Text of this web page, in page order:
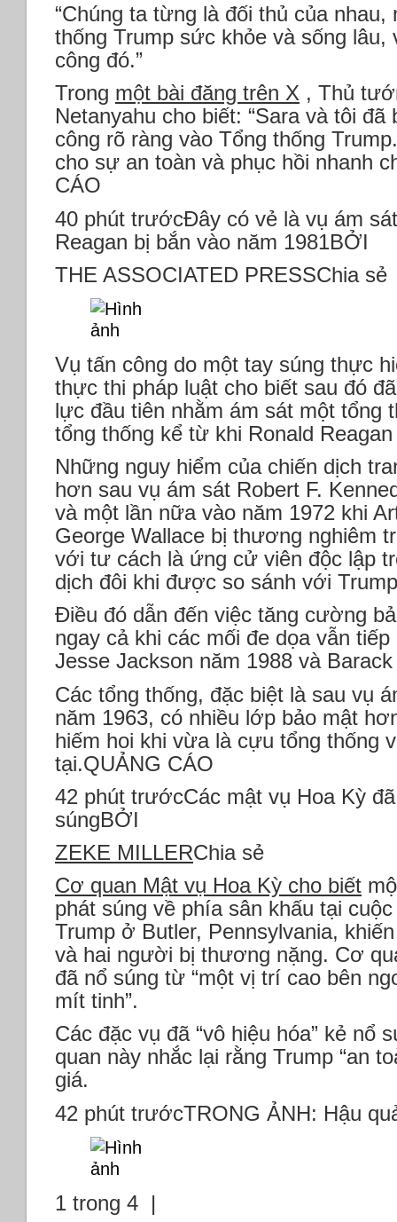
“Chúng ta từng là đối thủ của
thống Trump sức khỏe và sống lâu,
công đó.”
Trong một bài đăng trên X , Thủ
Netanyahu cho biết: “Sara và tôi
công rõ ràng vào Tổng thống
cho sự an toàn và phục hồi nhanh
CÁO
40 phút trướcĐây có vẻ là vụ ám
Reagan bị bắn vào năm 1981BỞI
THE ASSOCIATED PRESSChia sẻ
Vụ tấn công do một tay súng thực
thực thi pháp luật cho biết sau đó
lực đầu tiên nhằm ám sát một tổng
tổng thống kể từ khi Ronald
Những nguy hiểm của chiến dịch
hơn sau vụ ám sát Robert F.
và một lần nữa vào năm 1972 khi
George Wallace bị thương nghiêm
với tư cách là ứng cử viên độc lập
dịch đôi khi được so sánh với
Điều đó dẫn đến việc tăng cường
ngay cả khi các mối đe dọa vẫn
Jesse Jackson năm 1988 và
Các tổng thống, đặc biệt là sau vụ
năm 1963, có nhiều lớp bảo mật
hiếm hoi khi vừa là cựu tổng thống
tại.QUẢNG CÁO
42 phút trướcCác mật vụ Hoa Kỳ đã
súngBỞI
ZEKE MILLERChia sẻ
Cơ quan Mật vụ Hoa Kỳ cho biết
phát súng về phía sân khấu tại
Trump ở Butler, Pennsylvania,
và hai người bị thương nặng. Cơ
đã nổ súng từ “một vị trí cao bên
mít tinh”.
Các đặc vụ đã “vô hiệu hóa” kẻ nổ
quan này nhắc lại rằng Trump “an
giá.
42 phút trướcTRONG ẢNH: Hậu
1 trong 4 |